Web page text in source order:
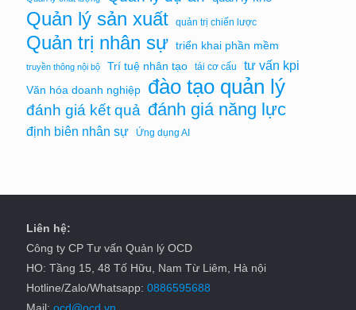
Quản lý sản xuất quản trị chiến lược
Quản trị nhân sự triển khai phần mềm
truyền thông nội bộ Trí tuệ nhân tạo tái cơ cấu tư vấn kpi
Văn hóa doanh nghiệp đào tạo quản lý
đánh giá kết quả đánh giá năng lực
định biên nhân sự Ứng dụng AI
Liên hệ:
Công ty CP Tư vấn Quản lý OCD
HO: Tầng 15, 48 Tố Hữu, Nam Từ Liêm, Hà nội
Hotline/Zalo/Whatsapp: 0886595688